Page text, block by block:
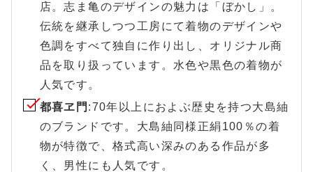
店。志ま亀のデザインの魅力は「ぼかし」。
伝統を継承しつつ工房にて着物のデザインや
色調をすべて独自に作り出し、オリジナル商
品を取り扱っています。水色や黒色の着物が
人気です。
都喜ヱ門 :70年以上におよぶ歴史を持つ大島紬
のブランドです。大島紬同様正絹100％の着
物が特徴で、格式高い深みのある作品が多
く、男性にも人気です。